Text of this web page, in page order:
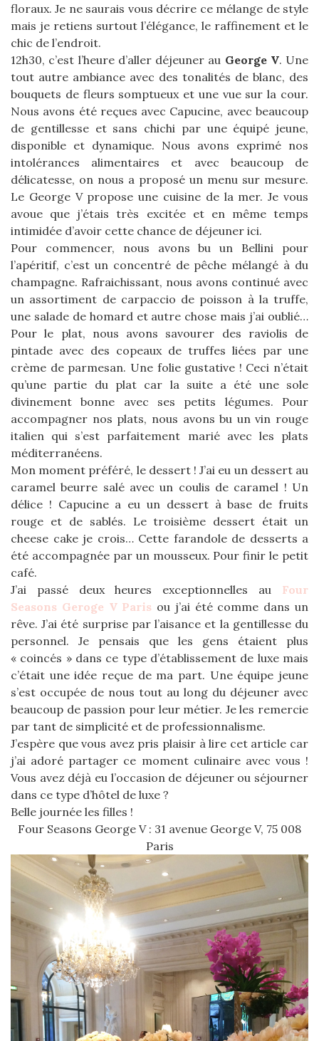
floraux. Je ne saurais vous décrire ce mélange de style
mais je retiens surtout l’élégance, le raffinement et le
chic de l’endroit.
12h30, c’est l’heure d’aller déjeuner au George V. Une
tout autre ambiance avec des tonalités de blanc, des
bouquets de fleurs somptueux et une vue sur la cour.
Nous avons été reçues avec Capucine, avec beaucoup
de gentillesse et sans chichi par une équipé jeune,
disponible et dynamique. Nous avons exprimé nos
intolérances alimentaires et avec beaucoup de
délicatesse, on nous a proposé un menu sur mesure.
Le George V propose une cuisine de la mer. Je vous
avoue que j’étais très excitée et en même temps
intimidée d’avoir cette chance de déjeuner ici.
Pour commencer, nous avons bu un Bellini pour
l’apéritif, c’est un concentré de pêche mélangé à du
champagne. Rafraichissant, nous avons continué avec
un assortiment de carpaccio de poisson à la truffe,
une salade de homard et autre chose mais j’ai oublié…
Pour le plat, nous avons savourer des raviolis de
pintade avec des copeaux de truffes liées par une
crème de parmesan. Une folie gustative ! Ceci n’était
qu’une partie du plat car la suite a été une sole
divinement bonne avec ses petits légumes. Pour
accompagner nos plats, nous avons bu un vin rouge
italien qui s’est parfaitement marié avec les plats
méditerranéens.
Mon moment préféré, le dessert ! J’ai eu un dessert au
caramel beurre salé avec un coulis de caramel ! Un
délice ! Capucine a eu un dessert à base de fruits
rouge et de sablés. Le troisième dessert était un
cheese cake je crois… Cette farandole de desserts a
été accompagnée par un mousseux. Pour finir le petit
café.
J’ai passé deux heures exceptionnelles au Four
Seasons Geroge V Paris ou j’ai été comme dans un
rêve. J’ai été surprise par l’aisance et la gentillesse du
personnel. Je pensais que les gens étaient plus
« coincés » dans ce type d’établissement de luxe mais
c’était une idée reçue de ma part. Une équipe jeune
s’est occupée de nous tout au long du déjeuner avec
beaucoup de passion pour leur métier. Je les remercie
par tant de simplicité et de professionnalisme.
J’espère que vous avez pris plaisir à lire cet article car
j’ai adoré partager ce moment culinaire avec vous !
Vous avez déjà eu l’occasion de déjeuner ou séjourner
dans ce type d’hôtel de luxe ?
Belle journée les filles !
Four Seasons George V : 31 avenue George V, 75 008
Paris